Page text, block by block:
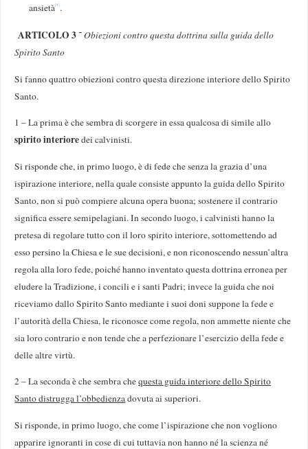
ansietà[4].
ARTICOLO 3 ־Obiezioni contro questa dottrina sulla guida dello
Spirito Santo
Si fanno quattro obiezioni contro questa direzione interiore dello Spirito
Santo.
1 – La prima è che sembra di scorgere in essa qualcosa di simile allo
spirito interioredei calvinisti.
Si risponde che, in primo luogo, è di fede che senza la grazia d’una
ispirazione interiore, nella quale consiste appunto la guida dello Spirito
Santo, non si può compie­re alcuna opera buona; sostenere il contrario
significa essere semipelagiani. In secondo luogo, i calvinisti hanno la
pretesa di regolare tutto con il loro spirito interiore, sottomettendo ad
esso persino la Chiesa e le sue decisio­ni, e non riconoscendo nessun’altra
regola alla loro fede, poiché hanno inventato questa dottrina erronea per
elu­dere la Tradizione, i concili e i santi Padri; invece la guida che noi
riceviamo dallo Spirito Santo mediante i suoi doni suppone la fede e
l’autorità della Chiesa, le riconosce come regola, non ammette niente che
sia loro contrario e non tende che a perfezionare l’esercizio della fede e
delle altre virtù.
2 – La seconda è che sembra chequesta guida interiore dello Spirito
Santo distrugga l’obbedienzadovuta ai superiori.
Si risponde, in primo luogo, che come l’ispirazione che non vogliono
apparire ignoranti in cose di cui tuttavia non hanno né la scienza né